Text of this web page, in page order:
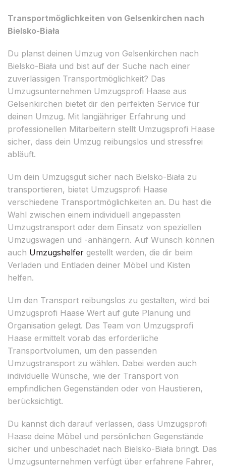
Transportmöglichkeiten von Gelsenkirchen nach
Bielsko-Biała
Du planst deinen Umzug von Gelsenkirchen nach
Bielsko-Biała und bist auf der Suche nach einer
zuverlässigen Transportmöglichkeit? Das
Umzugsunternehmen Umzugsprofi Haase aus
Gelsenkirchen bietet dir den perfekten Service für
deinen Umzug. Mit langjähriger Erfahrung und
professionellen Mitarbeitern stellt Umzugsprofi Haase
sicher, dass dein Umzug reibungslos und stressfrei
abläuft.
Um dein Umzugsgut sicher nach Bielsko-Biała zu
transportieren, bietet Umzugsprofi Haase
verschiedene Transportmöglichkeiten an. Du hast die
Wahl zwischen einem individuell angepassten
Umzugstransport oder dem Einsatz von speziellen
Umzugswagen und -anhängern. Auf Wunsch können
auch Umzugshelfer gestellt werden, die dir beim
Verladen und Entladen deiner Möbel und Kisten
helfen.
Um den Transport reibungslos zu gestalten, wird bei
Umzugsprofi Haase Wert auf gute Planung und
Organisation gelegt. Das Team von Umzugsprofi
Haase ermittelt vorab das erforderliche
Transportvolumen, um den passenden
Umzugstransport zu wählen. Dabei werden auch
individuelle Wünsche, wie der Transport von
empfindlichen Gegenständen oder von Haustieren,
berücksichtigt.
Du kannst dich darauf verlassen, dass Umzugsprofi
Haase deine Möbel und persönlichen Gegenstände
sicher und unbeschadet nach Bielsko-Biała bringt. Das
Umzugsunternehmen verfügt über erfahrene Fahrer,